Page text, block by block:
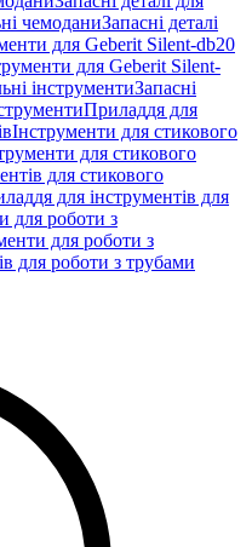
чемоданиЗапасні деталі
для Geberit Silent-db20
для Geberit Silent-
інструментиЗапасні
Приладдя для
Інструменти для стикового
для стикового
для стикового
для інструментів для
для роботи з
для роботи з
для роботи з трубами